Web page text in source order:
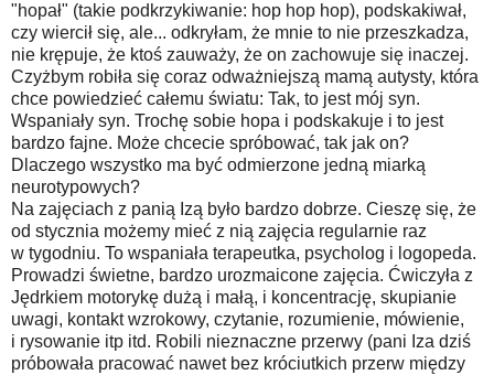
"hopał" (takie podkrzykiwanie: hop hop hop), podskakiwał,
czy wiercił się, ale... odkryłam, że mnie to nie przeszkadza,
nie krępuje, że ktoś zauważy, że on zachowuje się inaczej.
Czyżbym robiła się coraz odważniejszą mamą autysty, która
chce powiedzieć całemu światu: Tak, to jest mój syn.
Wspaniały syn. Trochę sobie hopa i podskakuje i to jest
bardzo fajne. Może chcecie spróbować, tak jak on?
Dlaczego wszystko ma być odmierzone jedną miarką
neurotypowych?
Na zajęciach z panią Izą było bardzo dobrze. Cieszę się, że
od stycznia możemy mieć z nią zajęcia regularnie raz
w tygodniu. To wspaniała terapeutka, psycholog i logopeda.
Prowadzi świetne, bardzo urozmaicone zajęcia. Ćwiczyła z
Jędrkiem motorykę dużą i małą, i koncentrację, skupianie
uwagi, kontakt wzrokowy, czytanie, rozumienie, mówienie,
i rysowanie itp itd. Robili nieznaczne przerwy (pani Iza dziś
próbowała pracować nawet bez króciutkich przerw między